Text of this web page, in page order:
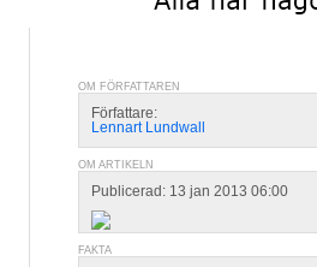
OM FÖRFATTAREN
Författare:
Lennart Lundwall
OM ARTIKELN
Publicerad: 13 jan 2013 06:00
FAKTA